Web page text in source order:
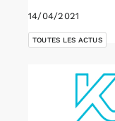
14/04/2021
TOUTES LES ACTUS